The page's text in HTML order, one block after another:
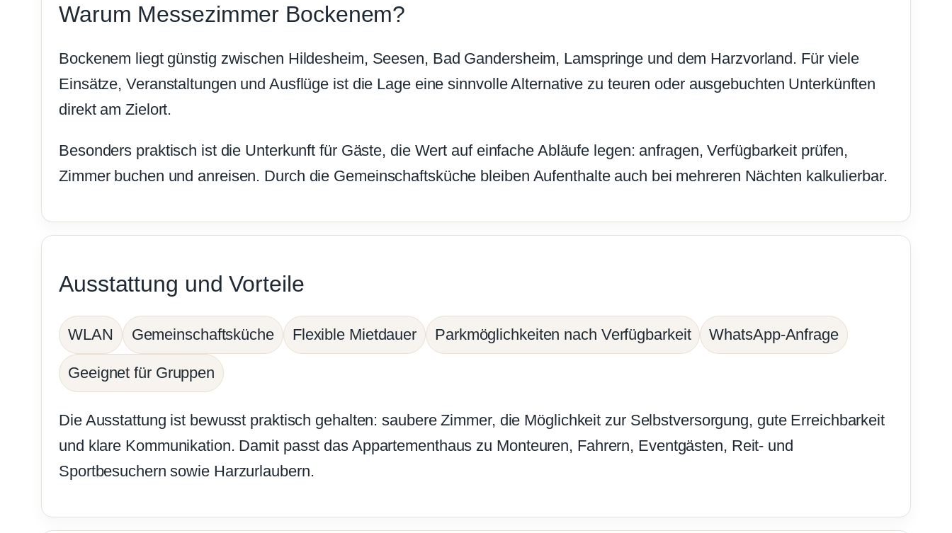
Warum Messezimmer Bockenem?
Bockenem liegt günstig zwischen Hildesheim, Seesen, Bad Gandersheim, Lamspringe und dem Harzvorland. Für viele
Einsätze, Veranstaltungen und Ausflüge ist die Lage eine sinnvolle Alternative zu teuren oder ausgebuchten Unterkünften
direkt am Zielort.
Besonders praktisch ist die Unterkunft für Gäste, die Wert auf einfache Abläufe legen: anfragen, Verfügbarkeit prüfen,
Zimmer buchen und anreisen. Durch die Gemeinschaftsküche bleiben Aufenthalte auch bei mehreren Nächten kalkulierbar.
Ausstattung und Vorteile
WLAN Gemeinschaftsküche Flexible Mietdauer Parkmöglichkeiten nach Verfügbarkeit WhatsApp-Anfrage
Geeignet für Gruppen
Die Ausstattung ist bewusst praktisch gehalten: saubere Zimmer, die Möglichkeit zur Selbstversorgung, gute Erreichbarkeit
und klare Kommunikation. Damit passt das Appartementhaus zu Monteuren, Fahrern, Eventgästen, Reit- und
Sportbesuchern sowie Harzurlaubern.